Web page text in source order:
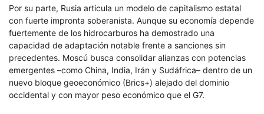
Por su parte, Rusia articula un modelo de capitalismo estatal
con fuerte impronta soberanista. Aunque su economía depende
fuertemente de los hidrocarburos ha demostrado una
capacidad de adaptación notable frente a sanciones sin
precedentes. Moscú busca consolidar alianzas con potencias
emergentes –como China, India, Irán y Sudáfrica– dentro de un
nuevo bloque geoeconómico (Brics+) alejado del dominio
occidental y con mayor peso económico que el G7.